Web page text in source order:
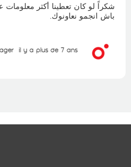
شكراً لو كان تعطينا أكثر
باش انجمو نعاونوك.
il y a plus de 7 ans